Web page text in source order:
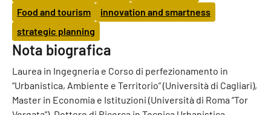
Food and tourism
innovation and smartness
strategic planning
Nota biografica
Laurea in Ingegneria e Corso di perfezionamento in
“Urbanistica, Ambiente e Territorio” (Università di Cagliari),
Master in Economia e Istituzioni (Università di Roma “Tor